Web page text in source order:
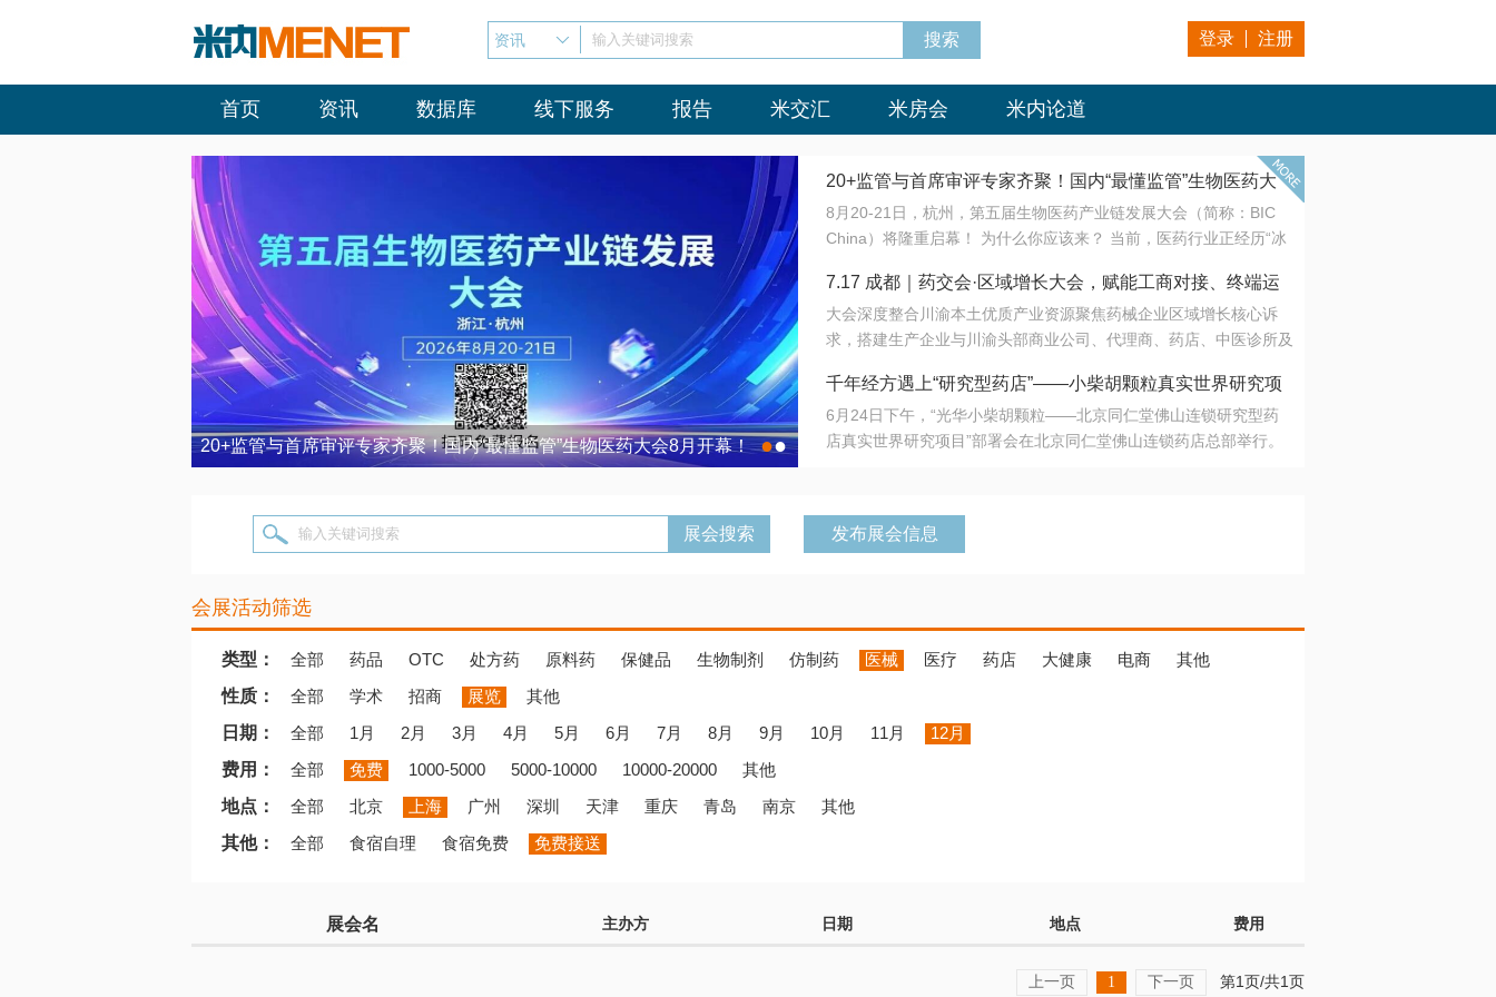
资讯 输入关键词搜索 登录 注册
首页 资讯 数据库 线下服务 报告 米交汇 米房会 米内论道
20+监管与首席审评专家齐聚！国内“最懂监管”生物医药大会8月开幕！ 7.17 成都｜药交会·区域增长大会，赋能工商对接、终端运营
●●
20+监管与首席审评专家齐聚！国内“最懂监管”生物医药大
会8月开幕！
8月20-21日，杭州，第五届生物医药产业链发展大会（简称：BIC
China）将隆重启幕！ 为什么你应该来？ 当前，医药行业正经历“冰
法正重新定义研发效率；另一端是创新药“最后一公里”的支付与入院
难题，呼唤更成熟的产业生态。 同质化“内卷”已无出路，全产业链协
同与出海能力建设才是破局关键。 本届大会以 “重构生态，定义未
算力突围；从中药创新、复杂药物制剂、CGT、多肽与小核酸的技
术攻坚，到CDMO的柔性智造。 我们致力于打破壁垒，让“实验
室”与“生产线”、“研发端”与“支付端”深度对话，更让监管、产业、资
7.17 成都｜药交会·区域增长大会，赋能工商对接、终端运
营
大会深度整合川渝本土优质产业资源聚焦药械企业区域增长核心诉
求，搭建生产企业与川渝头部商业公司、代理商、药店、中医诊所及
域增量份额夯实西南市场战略布局
千年经方遇上“研究型药店”——小柴胡颗粒真实世界研究项
目在北京同仁堂佛山连锁启动
6月24日下午，“光华小柴胡颗粒——北京同仁堂佛山连锁研究型药
店真实世界研究项目”部署会在北京同仁堂佛山连锁药店总部举行。
输入关键词搜索 发布展会信息
会展活动筛选
类型： 全部 药品 OTC 处方药 原料药 保健品 生物制剂 仿制药 医械 医疗 药店 大健康 电商
其他
性质：
全部 学术 招商 展览
其他
日期：
全部 1月 2月 3月 4月 5月 6月 7月 8月 9月 10月 11月
12月
费用：
全部 免费 1000-5000 5000-10000 10000-20000
其他
地点：
全部 北京 上海 广州 深圳 天津 重庆 青岛 南京
其他
其他：
全部 食宿自理 食宿免费 免费接送
展会名 主办方 日期 地点 费用
上一页 1 下一页 第1页/共1页